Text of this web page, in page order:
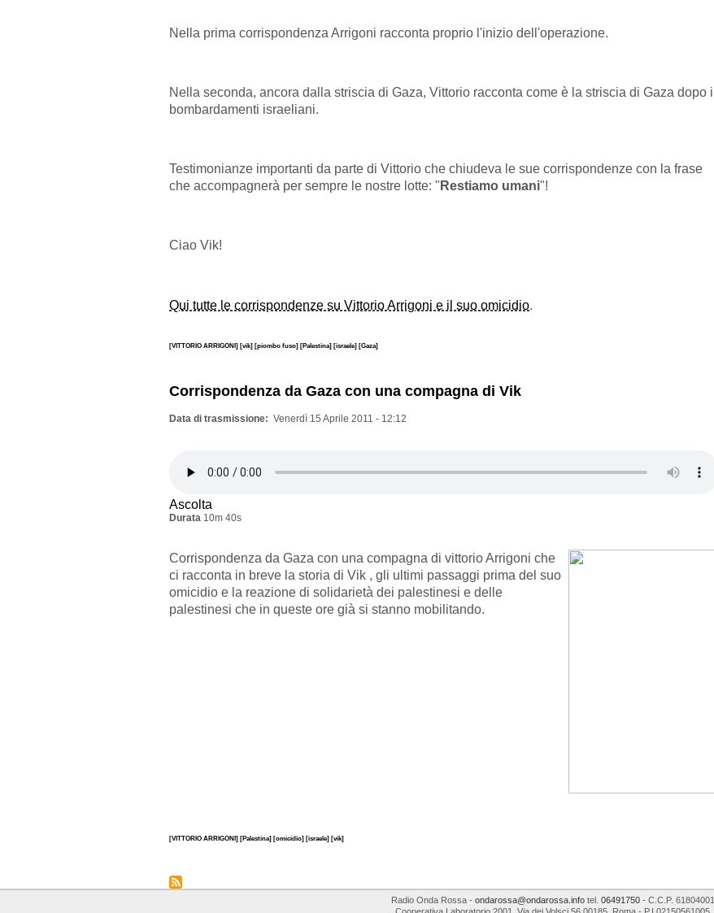
Nella prima corrispondenza Arrigoni racconta proprio l'inizio dell'operazione.
Nella seconda, ancora dalla striscia di Gaza, Vittorio racconta come è la striscia di Gaza dopo i
bombardamenti israeliani.
Testimonianze importanti da parte di Vittorio che chiudeva le sue corrispondenze con la frase
che accompagnerà per sempre le nostre lotte: " Restiamo umani"!
Ciao Vik!
Qui tutte le corrispondenze su Vittorio Arrigoni e il suo omicidio.
[VITTORIO ARRIGONI] [vik] [piombo fuso] [Palestina] [israele] [Gaza]
Corrispondenza da Gaza con una compagna di Vik
Data di trasmissione Venerdì 15 Aprile 2011 - 12:12
Ascolta
Durata 10m 40s
Corrispondenza da Gaza con una compagna di vittorio Arrigoni che
ci racconta in breve la storia di Vik , gli ultimi passaggi prima del suo
omicidio e la reazione di solidarietà dei palestinesi e delle
palestinesi che in queste ore già si stanno mobilitando.
[VITTORIO ARRIGONI] [Palestina] [omicidio] [israele] [vik]
Radio Onda Rossa- ondarossa@ondarossa.infotel. 06491750- C.C.P. 61804001